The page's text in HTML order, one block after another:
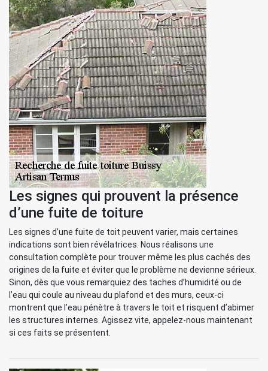
Les signes qui prouvent la présence
d’une fuite de toiture
Les signes d’une fuite de toit peuvent varier, mais certaines
indications sont bien révélatrices. Nous réalisons une
consultation complète pour trouver même les plus cachés des
origines de la fuite et éviter que le problème ne devienne sérieux.
Sinon, dès que vous remarquiez des taches d’humidité ou de
l’eau qui coule au niveau du plafond et des murs, ceux-ci
montrent que l’eau pénètre à travers le toit et risquent d’abimer
les structures internes. Agissez vite, appelez-nous maintenant
si ces faits se présentent.